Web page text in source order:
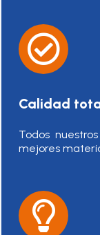
Calidad
Todos
mejores